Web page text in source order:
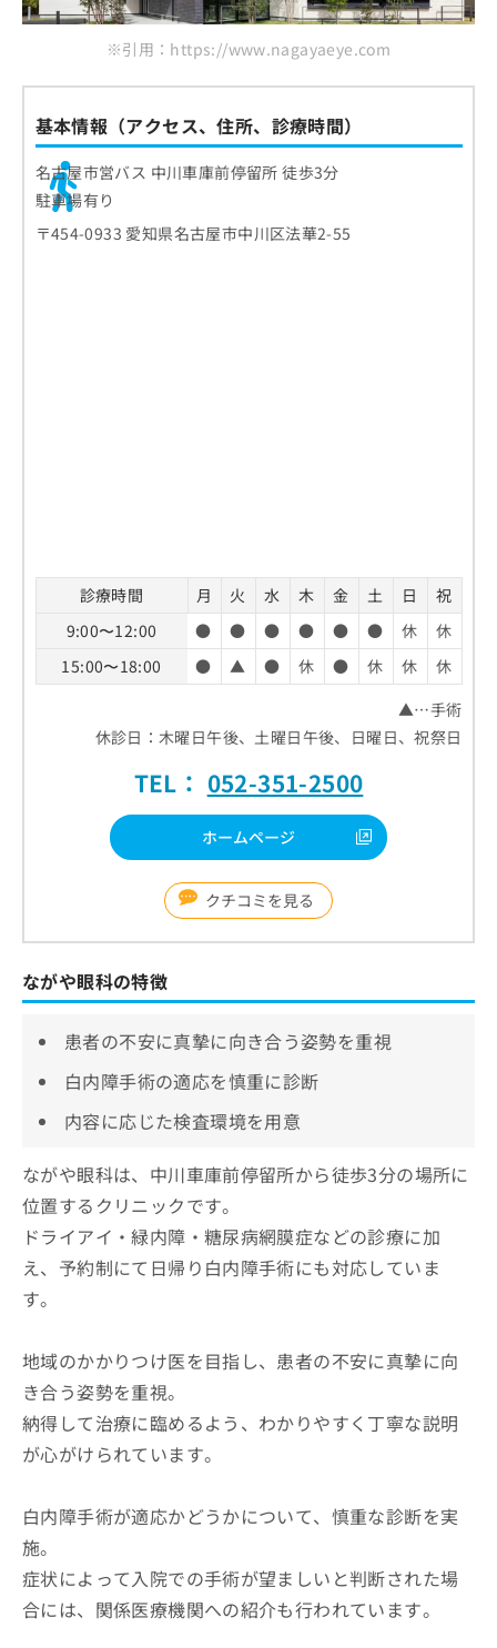
※引用：https://www.nagayaeye.com
基本情報（アクセス、住所、診療時間）
名古屋市営バス 中川車庫前停留所 徒歩3分
駐車場有り
〒454-0933 愛知県名古屋市中川区法華2-55
診療時間 月 火 水 木 金 土 日
祝
9:00〜12:00
● ● ● ● ● ● 休
休
15:00〜18:00
● ▲ ● 休 ● 休 休
休
▲…手術
休診日：木曜日午後、土曜日午後、日曜日、祝祭日
TEL： 052-351-2500
ホームページ
クチコミを見る
ながや眼科の特徴
患者の不安に真摯に向き合う姿勢を重視
白内障手術の適応を慎重に診断
内容に応じた検査環境を用意
ながや眼科は、中川車庫前停留所から徒歩3分の場所に
位置するクリニックです。
ドライアイ・緑内障・糖尿病網膜症などの診療に加
え、予約制にて日帰り白内障手術にも対応していま
す。
地域のかかりつけ医を目指し、患者の不安に真摯に向
き合う姿勢を重視。
納得して治療に臨めるよう、わかりやすく丁寧な説明
が心がけられています。
白内障手術が適応かどうかについて、慎重な診断を実
施。
症状によって入院での手術が望ましいと判断された場
合には、関係医療機関への紹介も行われています。